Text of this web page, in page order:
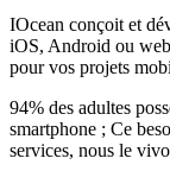
IOcean conçoit et
iOS, Android ou
pour vos projets
94% des adultes
smartphone ; Ce
services, nous le